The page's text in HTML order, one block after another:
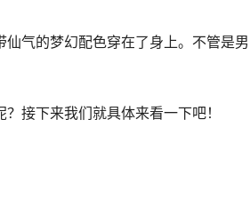
气的梦幻配色穿在了身上。不管是男
接下来我们就具体来看一下吧！